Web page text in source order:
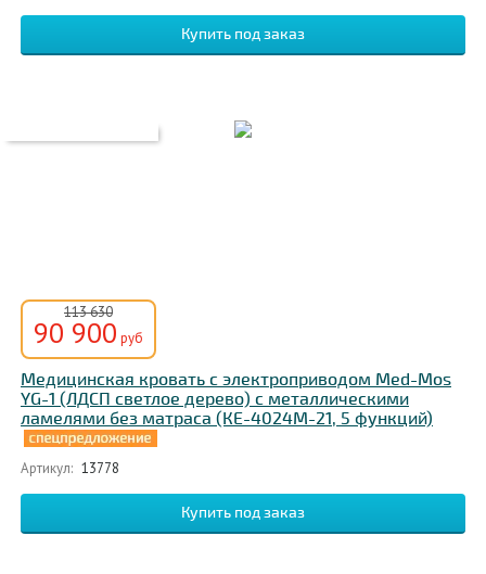
113 630
90 900 руб
Медицинская кровать с электроприводом Med-Mos
YG-1 (ЛДСП светлое дерево) с металлическими
ламелями без матраса (КЕ-4024М-21, 5 функций)
Артикул: 13778